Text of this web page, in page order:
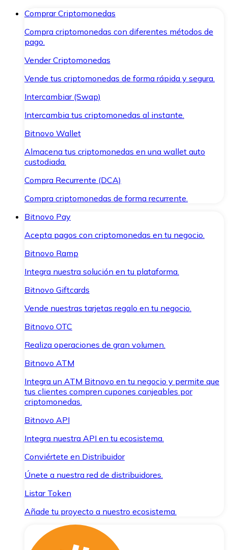
Comprar Criptomonedas
Compra criptomonedas con diferentes métodos de
pago.
Vender Criptomonedas
Vende tus criptomonedas de forma rápida y segura.
Intercambiar (Swap)
Intercambia tus criptomonedas al instante.
Bitnovo Wallet
Almacena tus criptomonedas en una wallet auto
custodiada.
Compra Recurrente (DCA)
Compra criptomonedas de forma recurrente.
Bitnovo Pay
Acepta pagos con criptomonedas en tu negocio.
Bitnovo Ramp
Integra nuestra solución en tu plataforma.
Bitnovo Giftcards
Vende nuestras tarjetas regalo en tu negocio.
Bitnovo OTC
Realiza operaciones de gran volumen.
Bitnovo ATM
Integra un ATM Bitnovo en tu negocio y permite que
tus clientes compren cupones canjeables por
criptomonedas.
Bitnovo API
Integra nuestra API en tu ecosistema.
Conviértete en Distribuidor
Únete a nuestra red de distribuidores.
Listar Token
Añade tu proyecto a nuestro ecosistema.